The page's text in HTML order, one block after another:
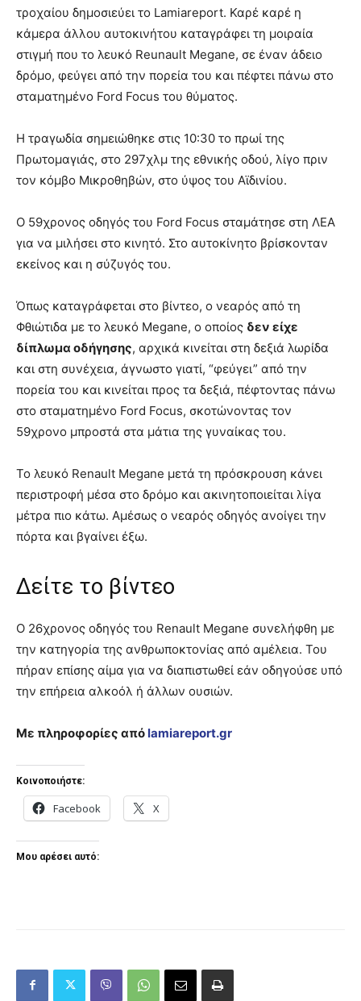
τροχαίου δημοσιεύει το Lamiareport. Καρέ καρέ η
κάμερα άλλου αυτοκινήτου καταγράφει τη μοιραία
στιγμή που το λευκό Reunault Megane, σε έναν άδειο
δρόμο, φεύγει από την πορεία του και πέφτει πάνω στο
σταματημένο Ford Focus του θύματος.
Η τραγωδία σημειώθηκε στις 10:30 το πρωί της
Πρωτομαγιάς, στο 297χλμ της εθνικής οδού, λίγο πριν
τον κόμβο Μικροθηβών, στο ύψος του Αϊδινίου.
Ο 59χρονος οδηγός του Ford Focus σταμάτησε στη ΛΕΑ
για να μιλήσει στο κινητό. Στο αυτοκίνητο βρίσκονταν
εκείνος και η σύζυγός του.
Όπως καταγράφεται στο βίντεο, ο νεαρός από τη
Φθιώτιδα με το λευκό Megane, ο οποίος δεν είχε
δίπλωμα οδήγησης, αρχικά κινείται στη δεξιά λωρίδα
και στη συνέχεια, άγνωστο γιατί, “φεύγει” από την
πορεία του και κινείται προς τα δεξιά, πέφτοντας πάνω
στο σταματημένο Ford Focus, σκοτώνοντας τον
59χρονο μπροστά στα μάτια της γυναίκας του.
Το λευκό Renault Megane μετά τη πρόσκρουση κάνει
περιστροφή μέσα στο δρόμο και ακινητοποιείται λίγα
μέτρα πιο κάτω. Αμέσως ο νεαρός οδηγός ανοίγει την
πόρτα και βγαίνει έξω.
Δείτε το βίντεο
Ο 26χρονος οδηγός του Renault Megane συνελήφθη με
την κατηγορία της ανθρωποκτονίας από αμέλεια. Του
πήραν επίσης αίμα για να διαπιστωθεί εάν οδηγούσε υπό
την επήρεια αλκοόλ ή άλλων ουσιών.
Με πληροφορίες από lamiareport.gr
Κοινοποιήστε:
Facebook X
Μου αρέσει αυτό: